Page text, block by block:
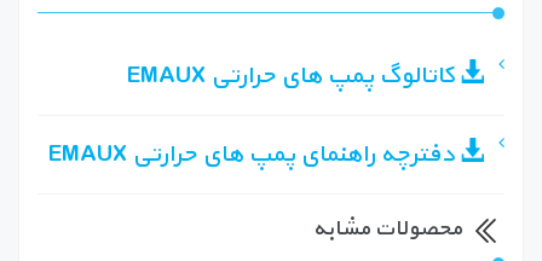
کاتالوگ پمپ های حرارتی EMAUX
دفترچه راهنمای پمپ های حرارتی EMAUX
محصولات مشابه